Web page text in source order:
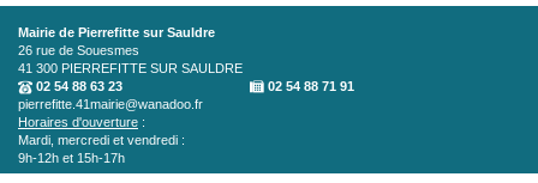
Aller au contenu principal
Mairie de Pierrefitte sur Sauldre
26 rue de Souesmes
41 300 PIERREFITTE SUR SAULDRE
02 54 88 63 23
02 54 88 71 91
pierrefitte.41mairie@wanadoo.fr
Horaires d'ouverture :
Mardi, mercredi et vendredi :
9h-12h et 15h-17h